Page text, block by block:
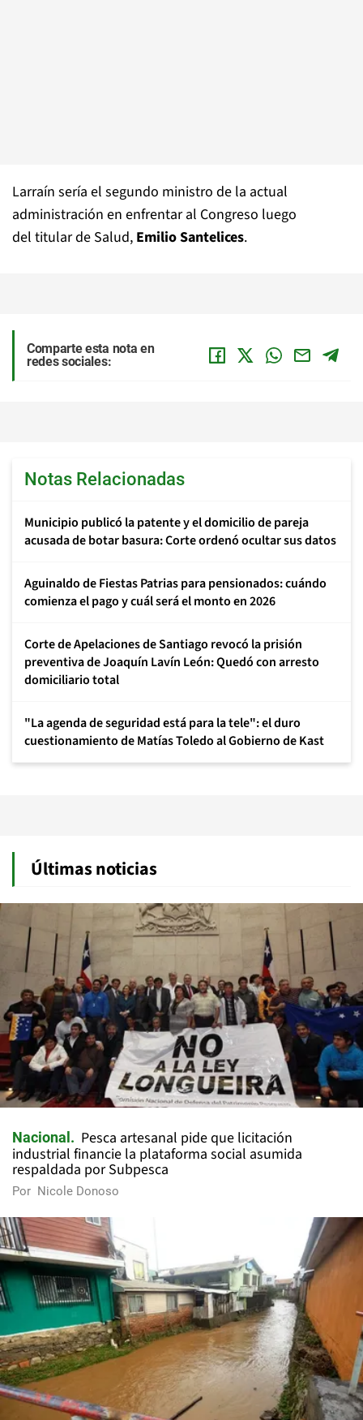
Larraín sería el segundo ministro de la actual
administración en enfrentar al Congreso luego
del titular de Salud, Emilio Santelices.
Comparte esta nota en
redes sociales:
Notas Relacionadas
Municipio publicó la patente y el domicilio de pareja
acusada de botar basura: Corte ordenó ocultar sus datos
Aguinaldo de Fiestas Patrias para pensionados: cuándo
comienza el pago y cuál será el monto en 2026
Corte de Apelaciones de Santiago revocó la prisión
preventiva de Joaquín Lavín León: Quedó con arresto
domiciliario total
"La agenda de seguridad está para la tele": el duro
cuestionamiento de Matías Toledo al Gobierno de Kast
Últimas noticias
Nacional
Pesca artesanal pide que licitación
industrial financie la plataforma social asumida
respaldada por Subpesca
Por Nicole Donoso